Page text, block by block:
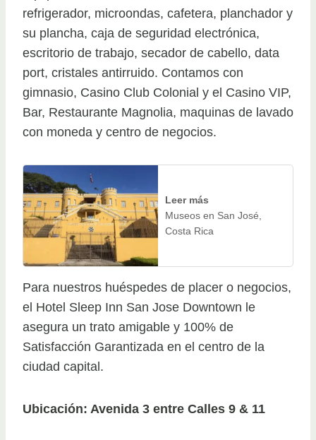
refrigerador, microondas, cafetera, planchador y
su plancha, caja de seguridad electrónica,
escritorio de trabajo, secador de cabello, data
port, cristales antirruido. Contamos con
gimnasio, Casino Club Colonial y el Casino VIP,
Bar, Restaurante Magnolia, maquinas de lavado
con moneda y centro de negocios.
Leer más
Museos en San José,
Costa Rica
Para nuestros huéspedes de placer o negocios,
el Hotel Sleep Inn San Jose Downtown le
asegura un trato amigable y 100% de
Satisfacción Garantizada en el centro de la
ciudad capital.
Ubicación: Avenida 3 entre Calles 9 & 11